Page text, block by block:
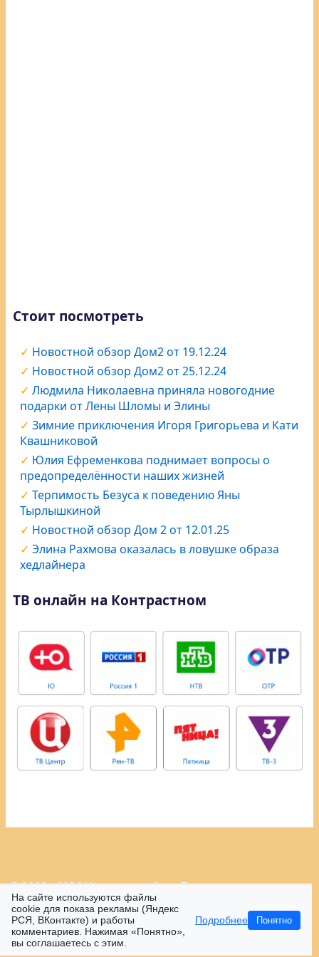
Стоит посмотреть
Новостной обзор Дом2 от 19.12.24
Новостной обзор Дом2 от 25.12.24
Людмила Николаевна приняла новогодние
подарки от Лены Шломы и Элины
Зимние приключения Игоря Григорьева и Кати
Квашниковой
Юлия Ефременкова поднимает вопросы о
предопределённости наших жизней
Терпимость Безуса к поведению Яны
Тырлышкиной
Новостной обзор Дом 2 от 12.01.25
Элина Рахмова оказалась в ловушке образа
хедлайнера
ТВ онлайн на Контрастном
© 2009 - 2026 Контрастный.ру.Политика
конфиденциальности.
16+
На сайте используются файлы
cookie для показа рекламы (Яндекс
РСЯ, ВКонтакте) и работы
комментариев. Нажимая «Понятно»,
вы соглашаетесь с этим.
Подробнее Понятно